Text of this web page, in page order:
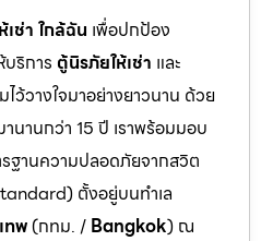
เช่า ใกล้ฉัน เพื่อปกป้อง
ริการ ตู้นิรภัยให้เช่า และ
ว้วางใจมาอย่างยาวนาน ด้วย
นานกว่า 15 ปี เราพร้อมมอบ
ฐานความปลอดภัยจากสวิต
ตั้งอยู่บนทำเล
ทพ(กทม. / Bangkok) ณ